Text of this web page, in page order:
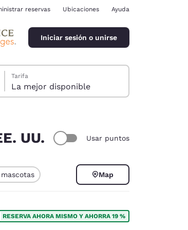
reservas Ubicaciones Ayuda
Iniciar sesión o unirse
Tarifa
La mejor disponible
UU. Usar puntos
Map
RESERVA AHORA MISMO Y AHORRA 19 %